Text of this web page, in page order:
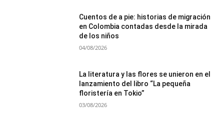
Cuentos de a pie: historias de migración
en Colombia contadas desde la mirada
de los niños
04/08/2026
La literatura y las flores se unieron en el
lanzamiento del libro “La pequeña
floristería en Tokio”
03/08/2026